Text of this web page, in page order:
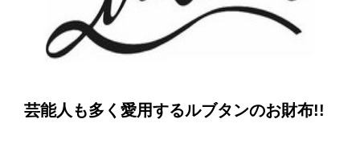
芸能人も多く愛用するルブタンのお財布!!